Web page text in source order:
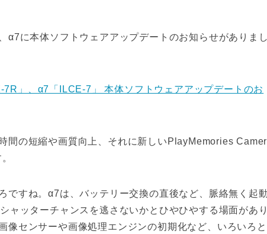
α7に本体ソフトウェアアップデートのお知らせがありまし
」、α7「ILCE-7」 本体ソフトウェアアップデートのお
間の短縮や画質向上、それに新しいPlayMemories
ですね。α7は、バッテリー交換の直後など、脈絡無く起動
ャッターチャンスを逃さないかとひやひやする場面があり
像センサーや画像処理エンジンの初期化など、いろいろと